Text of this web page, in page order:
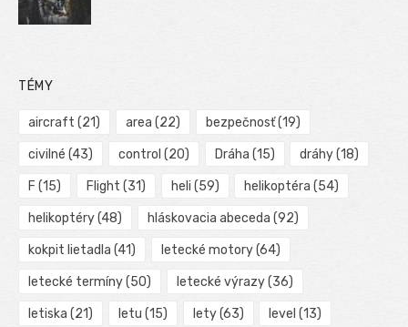
TÉMY
aircraft (21) area (22) bezpečnosť(19)
civilné (43) control (20) Dráha (15) dráhy(18)
F (15) Flight (31) heli (59) helikoptéra (54)
helikoptéry(48) hláskovacia abeceda (92)
kokpit lietadla (41) letecké motory(64)
letecké termíny(50) letecké výrazy(36)
letiska (21) letu (15) lety(63) level (13)